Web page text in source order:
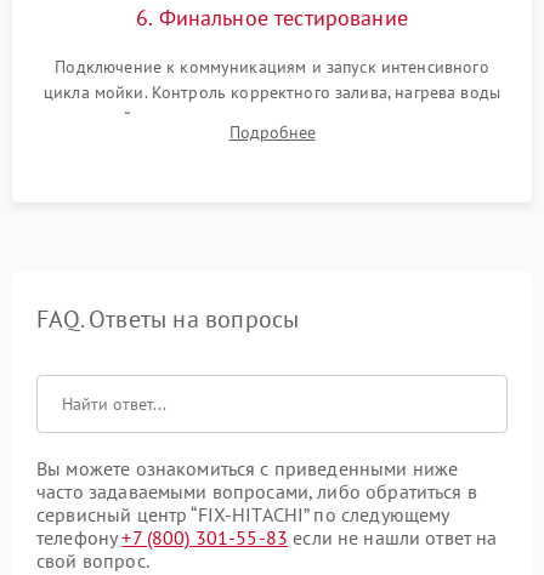
6. Финальное тестирование
Подключение к коммуникациям и запуск интенсивного
цикла мойки. Контроль корректного залива, нагрева воды
до нужной температуры, отсутствия посторонних шумов,
штатного слива и абсолютной сухости в поддоне.
Подробнее
FAQ. Ответы на вопросы
Вы можете ознакомиться с приведенными ниже
часто задаваемыми вопросами, либо обратиться в
сервисный центр “FIX-HITACHI” по следующему
телефону+7 (800) 301-55-83 если не нашли ответ на
свой вопрос.